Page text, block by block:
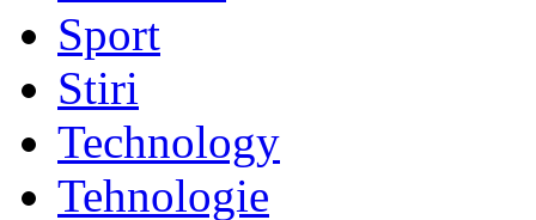
Sport
Stiri
Technology
Tehnologie